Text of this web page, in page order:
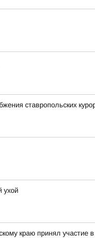
ставропольских
ухой
краю принял участие